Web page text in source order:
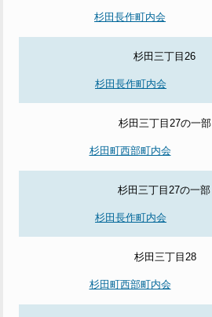
杉田長作町内会
杉田三丁目26
杉田長作町内会
杉田三丁目27の一部
杉田町西部町内会
杉田三丁目27の一部
杉田長作町内会
杉田三丁目28
杉田町西部町内会